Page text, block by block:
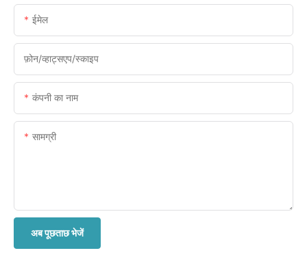
ईमेल
फ़ोन/व्हाट्सएप/स्काइप
कंपनी का नाम
सामग्री
अब पूछताछ भेजें